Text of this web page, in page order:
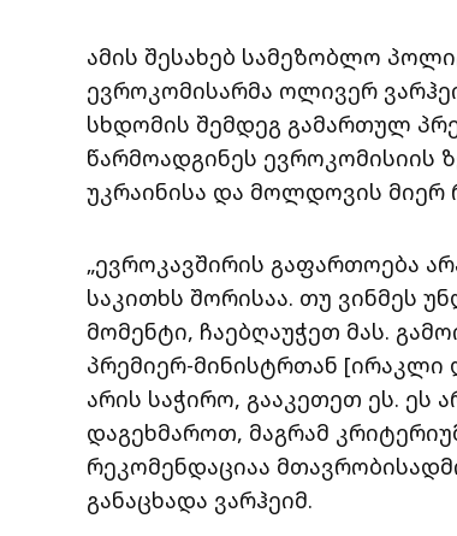
ამის შესახებ სამეზობლო
ევროკომისარმა ოლივერ
სხდომის შემდეგ გამართულ
წარმოადგინეს ევროკომისიის
უკრაინისა და მოლდოვის მიერ
„ევროკავშირის გაფართოება
საკითხს შორისაა. თუ ვინმეს
მომენტი, ჩაებღაუჭეთ მას.
პრემიერ-მინისტრთან
არის საჭირო, გააკეთეთ ეს. ეს
დაგეხმაროთ, მაგრამ
რეკომენდაციაა
განაცხადა ვარჰეიმ.